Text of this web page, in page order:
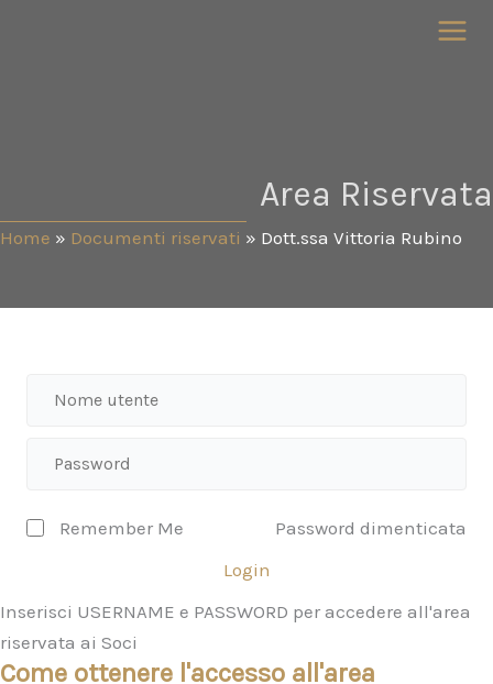
Area Riservata
Home » Documenti riservati » Dott.ssa Vittoria Rubino
Password dimenticata
Remember Me
Login
Inserisci USERNAME e PASSWORD per accedere all'area
riservata ai Soci
Come ottenere l'accesso all'area